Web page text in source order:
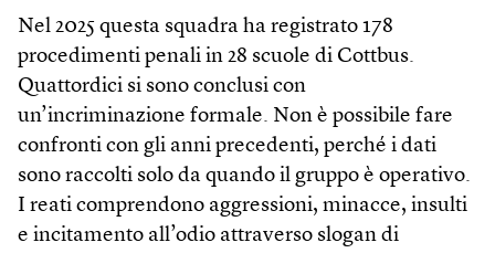
Nel 2025 questa squadra ha registrato 178
procedimenti penali in 28 scuole di Cottbus.
Quattordici si sono conclusi con
un’incriminazione formale. Non è possibile fare
confronti con gli anni precedenti, perché i dati
sono raccolti solo da quando il gruppo è operativo.
I reati comprendono aggressioni, minacce, insulti
e incitamento all’odio attraverso slogan di